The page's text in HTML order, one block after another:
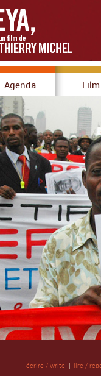
Agenda Film
écrire / write | lire /